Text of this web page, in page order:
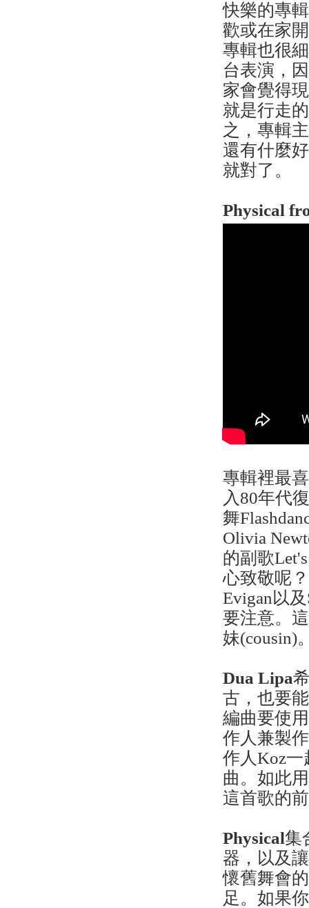
快樂的專
歡或在家
專輯也很
台表演，
家會覺得
就是行走
之，專輯
還有什麼
就對了。
Physical
專輯裡最
入80年代
舞
Olivia
的副歌
心致敬呢
Evigan以
要注意。
妹(cousin)
Dua Lipa
古，也要
編曲要使
作人兼製
作人Koz
曲。如此
這首歌的
Physical集
器，以及
懷舊舞會
足。如果